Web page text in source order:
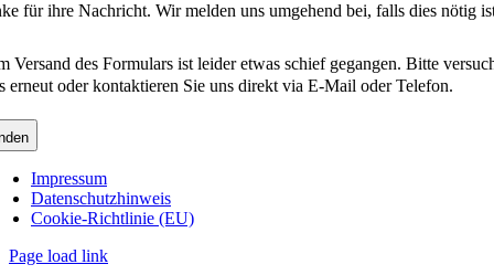
für ihre Nachricht. Wir melden uns umgehend bei, falls dies nötig
Versand des Formulars ist leider etwas schief gegangen. Bitte
erneut oder kontaktieren Sie uns direkt via E-Mail oder Telefon.
Impressum
Datenschutzhinweis
Cookie-Richtlinie (EU)
Page load link